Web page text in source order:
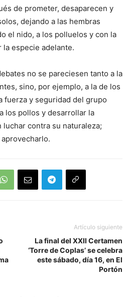
de prometer, desaparecen y
dejando a las hembras
el nido, a los polluelos y con la
la especie adelante.
no se pareciesen tanto a la
sino, por ejemplo, a la de los
fuerza y seguridad del grupo
los pollos y desarrollar la
contra su naturaleza;
Artículo siguiente
La final del XXII Certamen
‘Torre de Coplas’ se celebra
este sábado, día 16, en El
Portón